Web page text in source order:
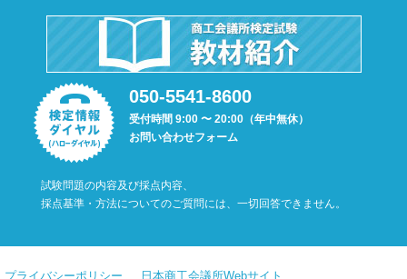
050-5541-8600
受付時間 9:00 〜 20:00（年中無休）
お問い合わせフォーム
試験問題の内容及び採点内容、
採点基準・方法についてのご質問には、一切回答できません。
プライバシーポリシー 日本商工会議所Webサイト